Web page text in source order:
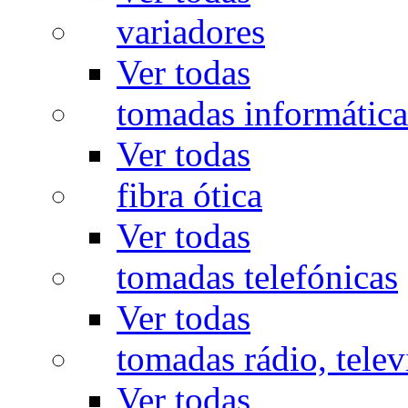
variadores
Ver todas
tomadas
Ver todas
fibra ótica
Ver todas
tomadas telefónicas
Ver todas
tomadas rádio,
Ver todas